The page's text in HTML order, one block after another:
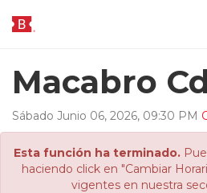
Macabro
Sábado Junio 06, 2026, 09:30 PM
Esta función ha terminado.
haciendo click en "Cambiar
vigentes en nuestra